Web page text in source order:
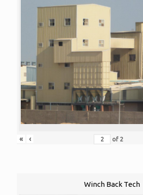
« ‹ of 2
Winch Back Tech